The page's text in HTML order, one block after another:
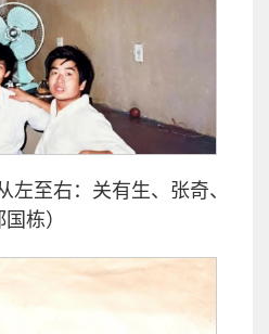
左至右：关有生、张奇、
国栋）